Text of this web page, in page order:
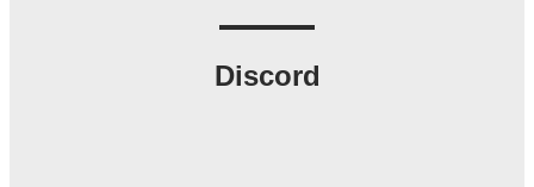
Discord